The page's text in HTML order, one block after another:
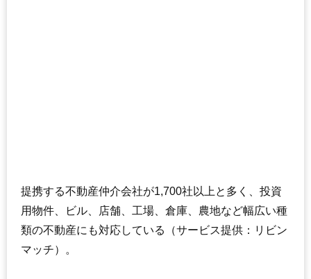
提携する不動産仲介会社が1,700社以上と多く、投資
用物件、ビル、店舗、工場、倉庫、農地など幅広い種
類の不動産にも対応している（サービス提供：リビン
マッチ）。